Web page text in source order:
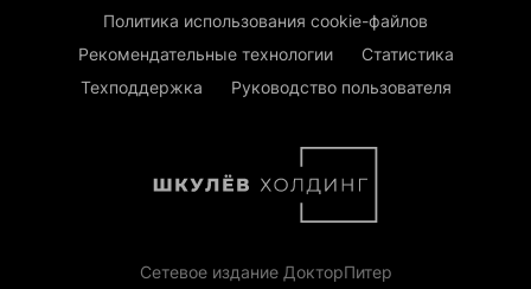
Политика использования cookie-файлов
Рекомендательные технологии
Статистика
Техподдержка
Руководство пользователя
Сетевое издание ДокторПитер